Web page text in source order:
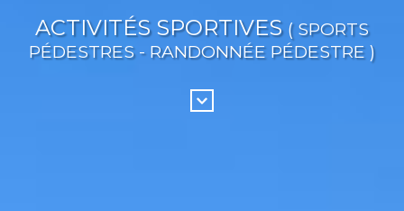
ACTIVITÉS SPORTIVES ( SPORTS
PÉDESTRES - RANDONNÉE PÉDESTRE )